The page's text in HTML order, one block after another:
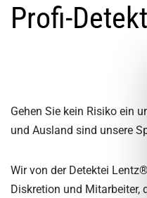
GPS-Überwachung und
Widerrechtlicher
GPS-Tracker finden
Bewerberanalysen |
Versicherungsbetrug
Einschleusungen |
Profi-
Gehen Sie kein Risiko ein
und Ausland sind unsere
Wir von der Detektei
Diskretion und Mitarbeiter,